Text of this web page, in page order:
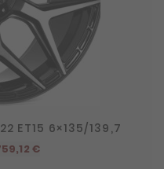
ET15 6×135/139,7
€Aktueller